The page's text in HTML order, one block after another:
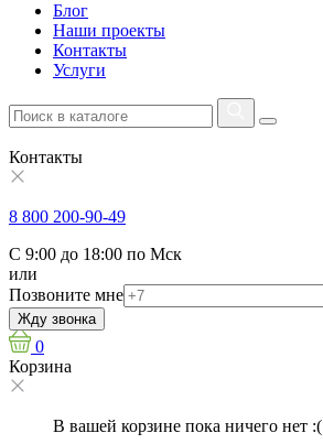
Блог
Наши проекты
Контакты
Услуги
Контакты
8 800 200-90-49
С 9:00 до 18:00 по Мск
или
Позвоните мне
Жду звонка
0
Корзина
В вашей корзине пока ничего нет :(